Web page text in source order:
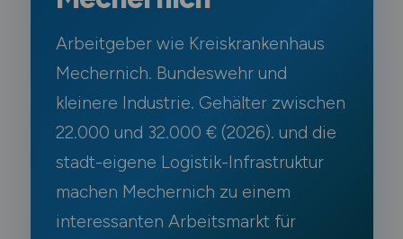
Arbeitgeber wie Kreiskrankenhaus
Mechernich. Bundeswehr und
kleinere Industrie. Gehälter zwischen
22.000 und 32.000 € (2026). und die
stadt-eigene Logistik-Infrastruktur
machen Mechernich zu einem
interessanten Arbeitsmarkt für